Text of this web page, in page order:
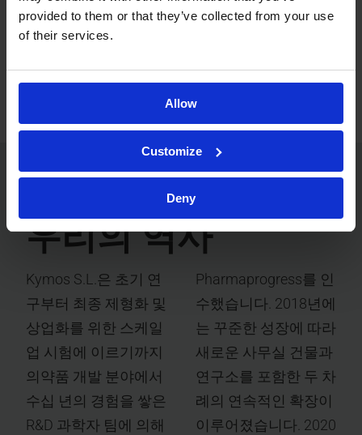
provided to them or that they’ve collected from your use
of their services.
Allow
Customize
Deny
30% 신규 고객
매년 증가하고 있습니다.
비전에서 성장으로
우리의 역사
Kymos S.L.은 초기 연
구부터 최종 제형화 및
상업화를 위한 스케일
업 시험에 이르기까지
의약품 개발 분야에서
수십 년의 경험을 쌓은
R&D 과학자 팀에 의해
Pharmaprogress를 인
수했습니다. 2018년에
는 꾸준한 성장에 따라
새로운 사무실 건물과
연구소를 포함한 두 차
례의 연속적인 확장이
이루어졌습니다. 2020